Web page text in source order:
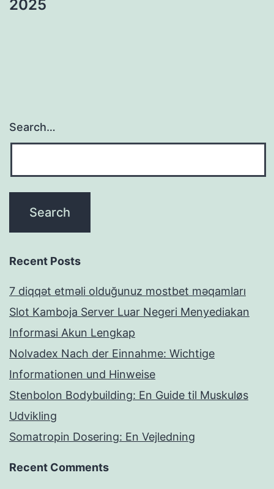
2025
Search…
Recent Posts
7 diqqət etməli olduğunuz mostbet məqamları
Slot Kamboja Server Luar Negeri Menyediakan
Informasi Akun Lengkap
Nolvadex Nach der Einnahme: Wichtige
Informationen und Hinweise
Stenbolon Bodybuilding: En Guide til Muskuløs
Udvikling
Somatropin Dosering: En Vejledning
Recent Comments